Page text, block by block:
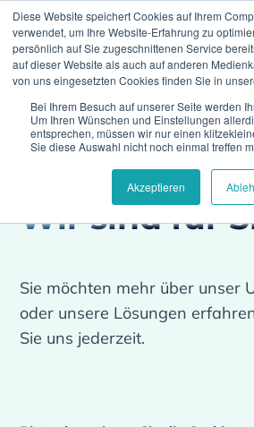
Diese Website speichert Cookies auf Ihrem
verwendet, um Ihre Website-Erfahrung zu
persönlich auf Sie zugeschnittenen Service
auf dieser Website als auch auf anderen
von uns eingesetzten Cookies finden Sie in
Bei Ihrem Besuch auf unserer Seite werden
Um Ihren Wünschen und Einstellungen
entsprechen, müssen wir nur einen
Sie diese Auswahl nicht noch einmal treffen
Akzeptieren
Home Kontakt
Wir sind für
Sie möchten mehr über unser
oder unsere Lösungen
Sie uns jederzeit.